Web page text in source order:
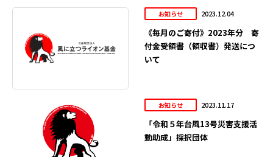
お知らせ 2023.12.04
《毎月のご寄付》2023年分 寄
付金受領書（領収書）発送につ
いて
お知らせ 2023.11.17
「令和５年台風13号災害支援活
動助成」採択団体